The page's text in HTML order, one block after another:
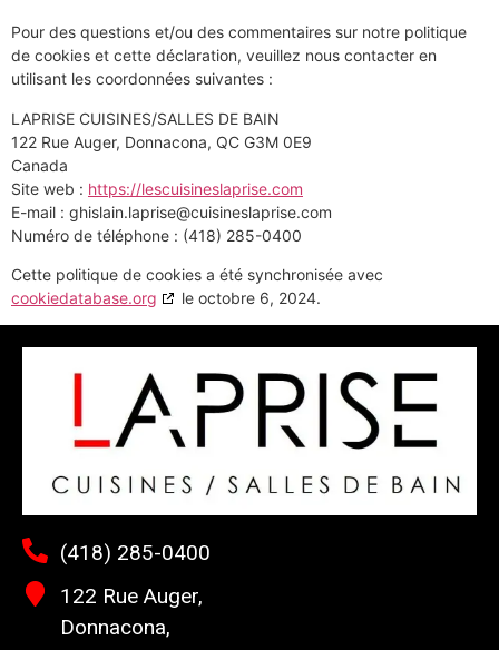
Pour des questions et/ou des commentaires sur notre politique
de cookies et cette déclaration, veuillez nous contacter en
utilisant les coordonnées suivantes :
LAPRISE CUISINES/SALLES DE BAIN
122 Rue Auger, Donnacona, QC G3M 0E9
Canada
Site web : https://lescuisineslaprise.com
E-mail : ghislain.laprise@cuisineslaprise.com
Numéro de téléphone : (418) 285-0400
Cette politique de cookies a été synchronisée avec
cookiedatabase.org
le octobre 6, 2024.
(418) 285-0400
122 Rue Auger,
Donnacona,